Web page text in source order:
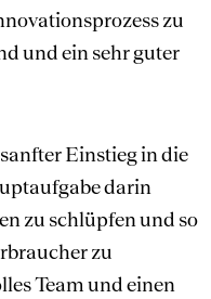
zu
und ein sehr guter
Einstieg in die
darin
zu schlüpfen und so
zu
Team und einen